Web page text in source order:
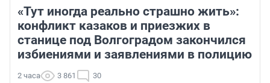
«Тут иногда реально страшно жить»:
конфликт казаков и приезжих в
станице под Волгоградом закончился
избиениями и заявлениями в полицию
2 часа 3 861 30